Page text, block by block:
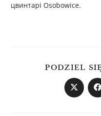
цвинтарі Osobowice.
PODZIEL